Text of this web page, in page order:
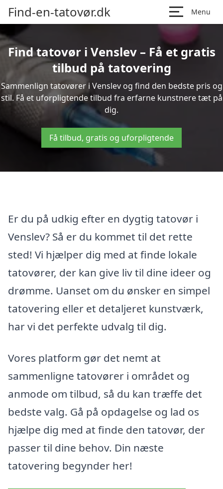
Find-en-tatovør.dk Menu
Find tatovør i Venslev – Få et gratis
tilbud på tatovering
Sammenlign tatovører i Venslev og find den bedste pris og
stil. Få et uforpligtende tilbud fra erfarne kunstnere tæt på
dig.
Få tilbud, gratis og uforpligtende
Er du på udkig efter en dygtig tatovør i
Venslev? Så er du kommet til det rette
sted! Vi hjælper dig med at finde lokale
tatovører, der kan give liv til dine ideer og
drømme. Uanset om du ønsker en simpel
tatovering eller et detaljeret kunstværk,
har vi det perfekte udvalg til dig.
Vores platform gør det nemt at
sammenligne tatovører i området og
anmode om tilbud, så du kan træffe det
bedste valg. Gå på opdagelse og lad os
hjælpe dig med at finde den tatovør, der
passer til dine behov. Din næste
tatovering begynder her!